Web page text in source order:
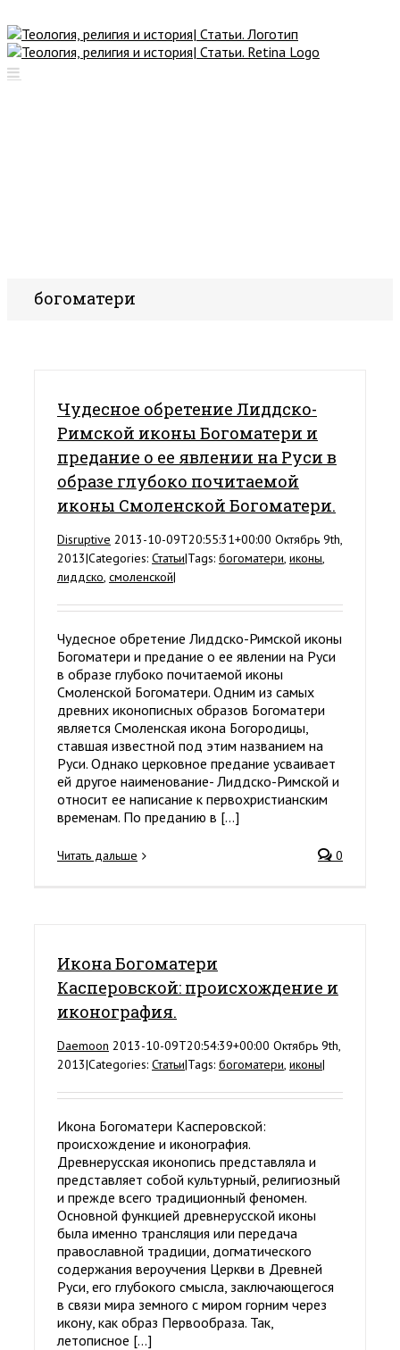
богоматери
Чудесное обретение Лиддско-
Римской иконы Богоматери и
предание о ее явлении на Руси в
образе глубоко почитаемой
иконы Смоленской Богоматери.
Disruptive 2013-10-09T20:55:31+00:00 Октябрь 9th,
2013|Categories: Статьи|Tags: богоматери, иконы,
лиддско, смоленской|
Чудесное обретение Лиддско-Римской иконы
Богоматери и предание о ее явлении на Руси
в образе глубоко почитаемой иконы
Смоленской Богоматери. Одним из самых
древних иконописных образов Богоматери
является Смоленская икона Богородицы,
ставшая известной под этим названием на
Руси. Однако церковное предание усваивает
ей другое наименование- Лиддско-Римской и
относит ее написание к первохристианским
временам. По преданию в [...]
Читать дальше 0
Икона Богоматери
Касперовской: происхождение и
иконография.
Daemoon 2013-10-09T20:54:39+00:00 Октябрь 9th,
2013|Categories: Статьи|Tags: богоматери, иконы|
Икона Богоматери Касперовской:
происхождение и иконография.
Древнерусская иконопись представляла и
представляет собой культурный, религиозный
и прежде всего традиционный феномен.
Основной функцией древнерусской иконы
была именно трансляция или передача
православной традиции, догматического
содержания вероучения Церкви в Древней
Руси, его глубокого смысла, заключающегося
в связи мира земного с миром горним через
икону, как образ Первообраза. Так,
летописное [...]